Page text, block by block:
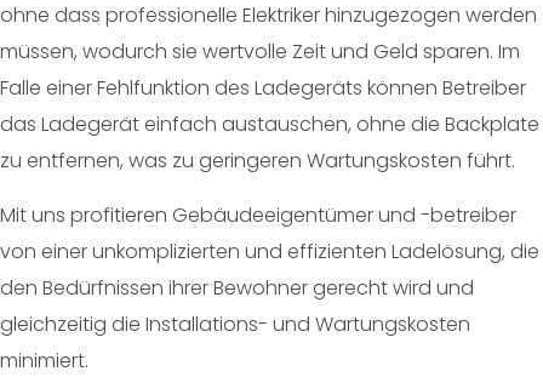
ohne dass professionelle Elektriker hinzugezogen werden
müssen, wodurch sie wertvolle Zeit und Geld sparen. Im
Falle einer Fehlfunktion des Ladegeräts können Betreiber
das Ladegerät einfach austauschen, ohne die Backplate
zu entfernen, was zu geringeren Wartungskosten führt.
Mit uns profitieren Gebäudeeigentümer und -betreiber
von einer unkomplizierten und effizienten Ladelösung, die
den Bedürfnissen ihrer Bewohner gerecht wird und
gleichzeitig die Installations- und Wartungskosten
minimiert.